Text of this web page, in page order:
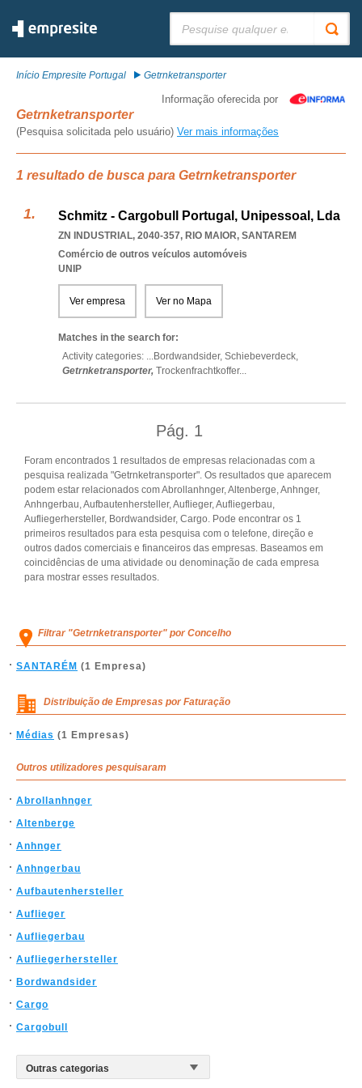
Início Empresite Portugal Getrnketransporter
Informação oferecida por
Getrnketransporter
(Pesquisa solicitada pelo usuário) Ver mais informações
1 resultado de busca para Getrnketransporter
Schmitz - Cargobull Portugal, Unipessoal, Lda
ZN INDUSTRIAL, 2040-357, RIO MAIOR, SANTAREM
Comércio de outros veículos automóveis
UNIP
Ver empresa Ver no Mapa
Matches in the search for:
Activity categories: ...Bordwandsider, Schiebeverdeck,
Getrnketransporter, Trockenfrachtkoffer...
Pág. 1
Foram encontrados 1 resultados de empresas relacionadas com a
pesquisa realizada "Getrnketransporter". Os resultados que aparecem
podem estar relacionados com Abrollanhnger, Altenberge, Anhnger,
Anhngerbau, Aufbautenhersteller, Auflieger, Aufliegerbau,
Aufliegerhersteller, Bordwandsider, Cargo. Pode encontrar os 1
primeiros resultados para esta pesquisa com o telefone, direção e
outros dados comerciais e financeiros das empresas. Baseamos em
coincidências de uma atividade ou denominação de cada empresa
para mostrar esses resultados.
Filtrar "Getrnketransporter" por Concelho
SANTARÉM (1 Empresa)
Distribuição de Empresas por Faturação
Médias (1 Empresas)
Outros utilizadores pesquisaram
Abrollanhnger
Altenberge
Anhnger
Anhngerbau
Aufbautenhersteller
Auflieger
Aufliegerbau
Aufliegerhersteller
Bordwandsider
Cargo
Cargobull